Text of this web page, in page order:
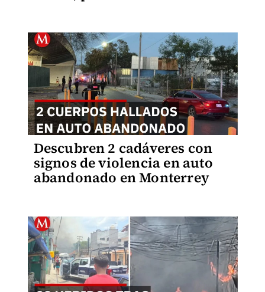
Descubren 2 cadáveres con
signos de violencia en auto
abandonado en Monterrey